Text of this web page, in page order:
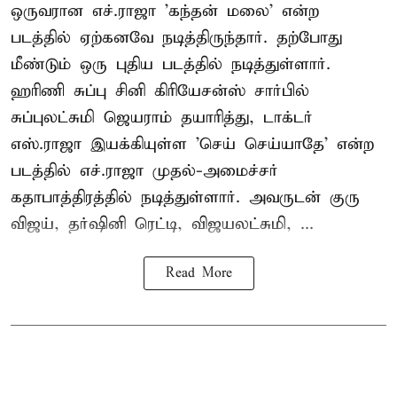
ஒருவரான எச்.ராஜா 'கந்தன் மலை' என்ற
படத்தில் ஏற்கனவே நடித்திருந்தார். தற்போது
மீண்டும் ஒரு புதிய படத்தில் நடித்துள்ளார்.
ஹரிணி சுப்பு சினி கிரியேசன்ஸ் சார்பில்
சுப்புலட்சுமி ஜெயராம் தயாரித்து, டாக்டர்
எஸ்.ராஜா இயக்கியுள்ள 'செய் செய்யாதே' என்ற
படத்தில் எச்.ராஜா முதல்-அமைச்சர்
கதாபாத்திரத்தில் நடித்துள்ளார். அவருடன் குரு
விஜய், தர்ஷினி ரெட்டி, விஜயலட்சுமி, ...
Read More